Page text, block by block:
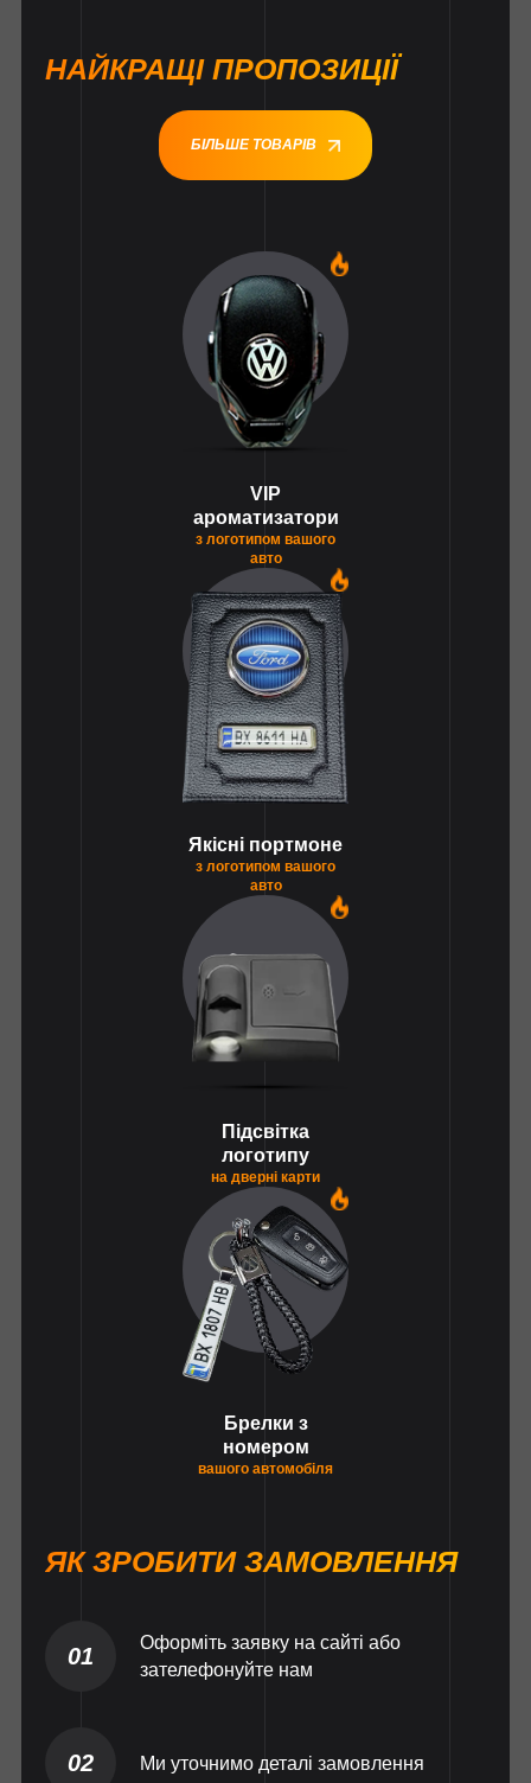
НАЙКРАЩІ ПРОПОЗИЦІЇ
БІЛЬШЕ ТОВАРІВ
VIP
ароматизатори
з логотипом вашого
авто
Якісні портмоне
з логотипом вашого
авто
Підсвітка
логотипу
на дверні карти
Брелки з
номером
вашого автомобіля
ЯК ЗРОБИТИ ЗАМОВЛЕННЯ
01
Оформіть заявку на сайті або
зателефонуйте нам
02 Ми уточнимо деталі замовлення